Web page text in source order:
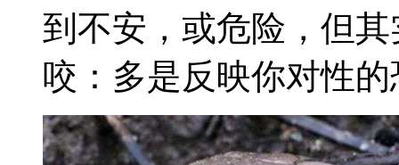
到不安，或危险，但
咬：多是反映你对性